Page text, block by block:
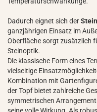
Dadurch eignet sich der
ganzjährigen Einsatz im
Oberfläche sorgt zusätzlich
Steinoptik.
Die klassische Form eines
vielseitige
Kombination mit
der Topf bietet zahlreiche
symmetrischen